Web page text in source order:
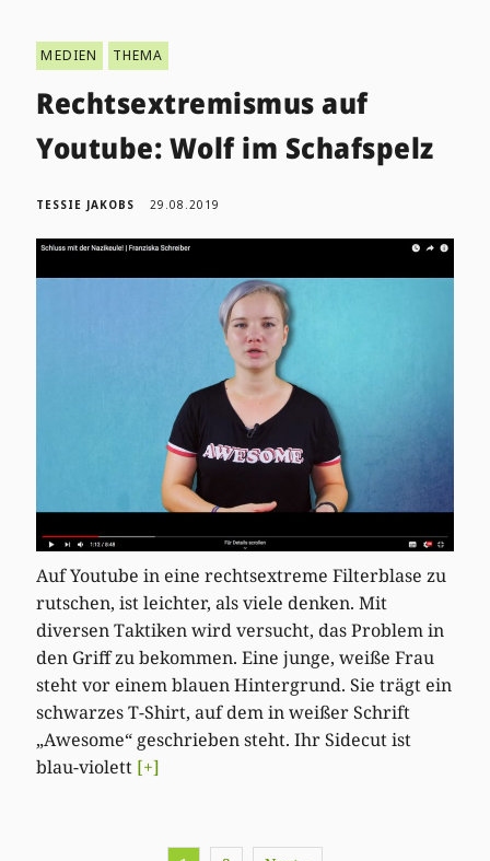
MEDIEN THEMA
Rechtsextremismus auf
Youtube: Wolf im Schafspelz
TESSIE JAKOBS 29.08.2019
Auf Youtube in eine rechtsextreme Filterblase zu
rutschen, ist leichter, als viele denken. Mit
diversen Taktiken wird versucht, das Problem in
den Griff zu bekommen. Eine junge, weiße Frau
steht vor einem blauen Hintergrund. Sie trägt ein
schwarzes T-Shirt, auf dem in weißer Schrift
„Awesome“ geschrieben steht. Ihr Sidecut ist
blau-violett [+]